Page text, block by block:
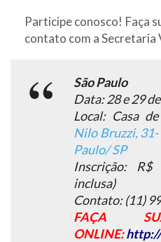
Participe conosco! Faça
contato com a Secretaria
São Paulo
Data: 28 e 29
Local: Casa
Nilo Bruzzi,
Paulo/ SP
Inscrição: R$
inclusa)
Contato: (11)
FAÇA
ONLINE: